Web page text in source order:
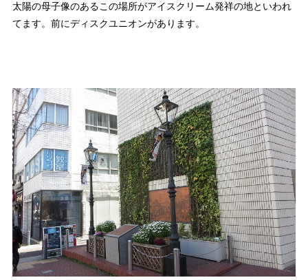
太陽の母子像のあるこの場所がアイスクリーム発祥の地といわれ
てます。前にディスクユニオンがあります。